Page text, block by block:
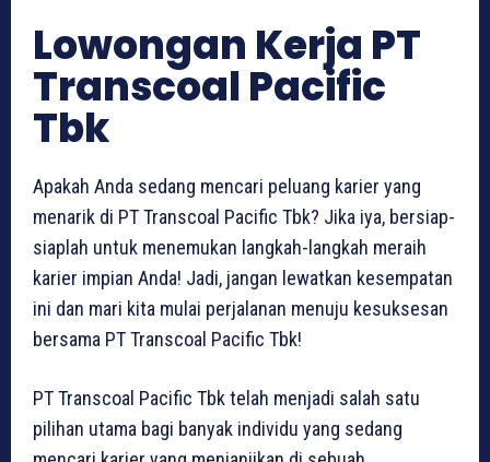
Lowongan Kerja PT
Transcoal Pacific
Tbk
Apakah Anda sedang mencari peluang karier yang
menarik di PT Transcoal Pacific Tbk? Jika iya, bersiap-
siaplah untuk menemukan langkah-langkah meraih
karier impian Anda! Jadi, jangan lewatkan kesempatan
ini dan mari kita mulai perjalanan menuju kesuksesan
bersama PT Transcoal Pacific Tbk!
PT Transcoal Pacific Tbk telah menjadi salah satu
pilihan utama bagi banyak individu yang sedang